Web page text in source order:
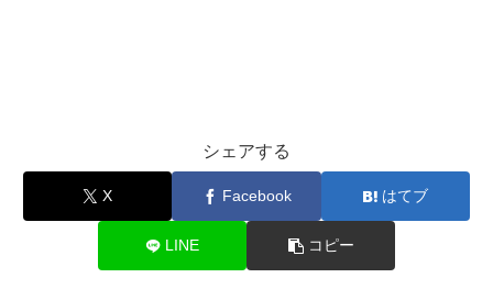
シェアする
X Facebook はてブ
LINE コピー